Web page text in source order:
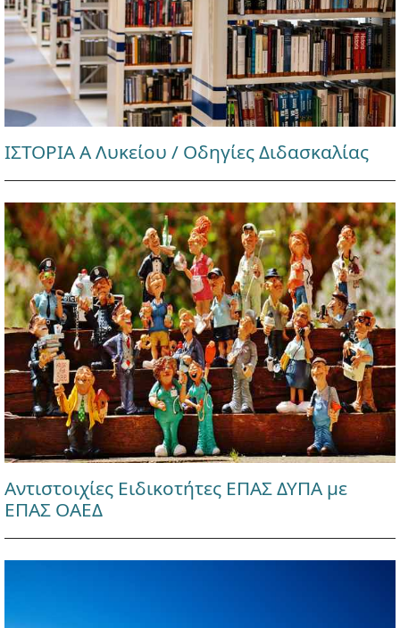
ΙΣΤΟΡΙΑ Α Λυκείου / Οδηγίες Διδασκαλίας
Αντιστοιχίες Ειδικοτήτες ΕΠΑΣ ΔΥΠΑ με
ΕΠΑΣ ΟΑΕΔ